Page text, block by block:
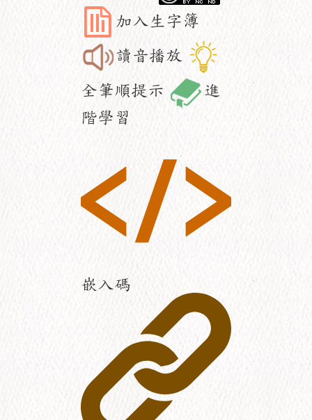
加入生字簿
讀音播放
全筆順提示
進
階學習
嵌入碼